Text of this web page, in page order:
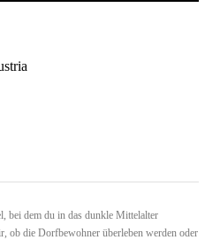
bei dem du in das dunkle Mittelalter
ob die Dorfbewohner überleben werden oder